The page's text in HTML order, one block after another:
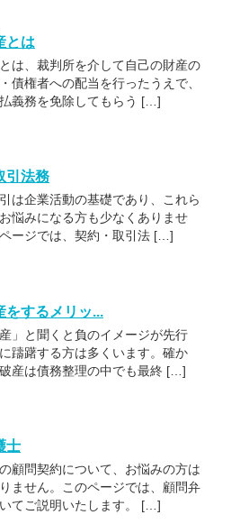
とは
は、裁判所を介して自己の財産の
債権者への配当を行ったうえで、
義務を免除してもらう […]
引法務
は企業活動の基礎であり、これら
悩みになる方も少なくありませ
ージでは、契約・取引法 […]
をするメリッ...
産」と聞くと負のイメージが先行
躊躇する方は多くいます。確か
産は債務整理の中でも最終 […]
士
顧問契約について、お悩みの方は
ません。このページでは、顧問弁
てご説明いたします。 […]